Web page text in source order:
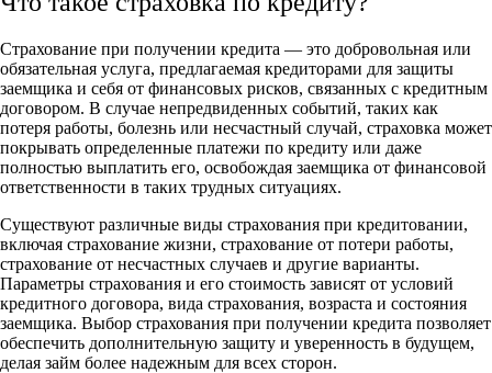
Страхование при получении кредита — это добровольная или
обязательная услуга, предлагаемая кредиторами для защиты
заемщика и себя от финансовых рисков, связанных с кредитным
договором. В случае непредвиденных событий, таких как
потеря работы, болезнь или несчастный случай, страховка может
покрывать определенные платежи по кредиту или даже
полностью выплатить его, освобождая заемщика от финансовой
ответственности в таких трудных ситуациях.
Существуют различные виды страхования при кредитовании,
включая страхование жизни, страхование от потери работы,
страхование от несчастных случаев и другие варианты.
Параметры страхования и его стоимость зависят от условий
кредитного договора, вида страхования, возраста и состояния
заемщика. Выбор страхования при получении кредита позволяет
обеспечить дополнительную защиту и уверенность в будущем,
делая займ более надежным для всех сторон.